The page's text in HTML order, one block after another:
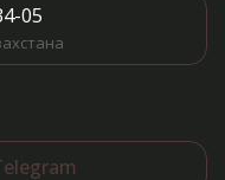
05